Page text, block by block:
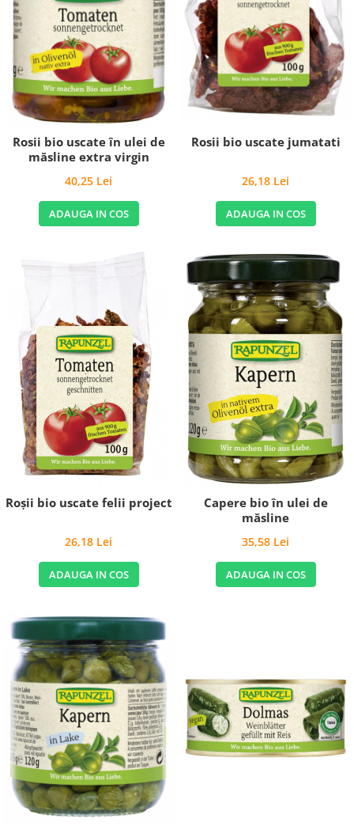
Rosii bio uscate în ulei de
măsline extra virgin
40,25 Lei
ADAUGA IN COS
Rosii bio uscate jumatati
26,18 Lei
ADAUGA IN COS
Roşii bio uscate felii project
26,18 Lei
ADAUGA IN COS
Capere bio în ulei de
măsline
35,58 Lei
ADAUGA IN COS